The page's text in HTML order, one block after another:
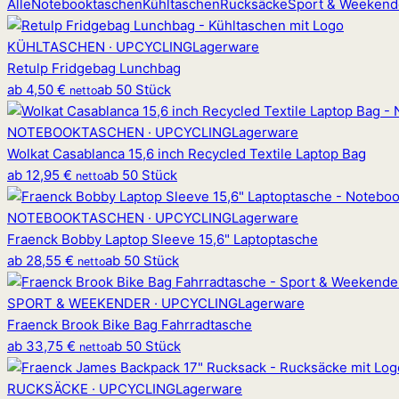
AlleNotebooktaschenKühltaschenRucksäckeSport &
KÜHLTASCHEN · UPCYCLINGLagerware
Retulp Fridgebag Lunchbag
ab 4,50 € nettoab 50 Stück
NOTEBOOKTASCHEN · UPCYCLINGLagerware
Wolkat Casablanca 15,6 inch Recycled Textile Laptop Bag
ab 12,95 € nettoab 50 Stück
NOTEBOOKTASCHEN · UPCYCLINGLagerware
Fraenck Bobby Laptop Sleeve 15,6" Laptoptasche
ab 28,55 € nettoab 50 Stück
SPORT & WEEKENDER · UPCYCLINGLagerware
Fraenck Brook Bike Bag Fahrradtasche
ab 33,75 € nettoab 50 Stück
RUCKSÄCKE · UPCYCLINGLagerware